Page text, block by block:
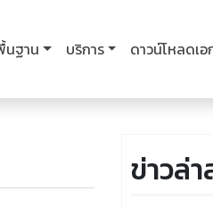
นฐาน บริการ ดาวน์โหลดเอ
ข่าวล่